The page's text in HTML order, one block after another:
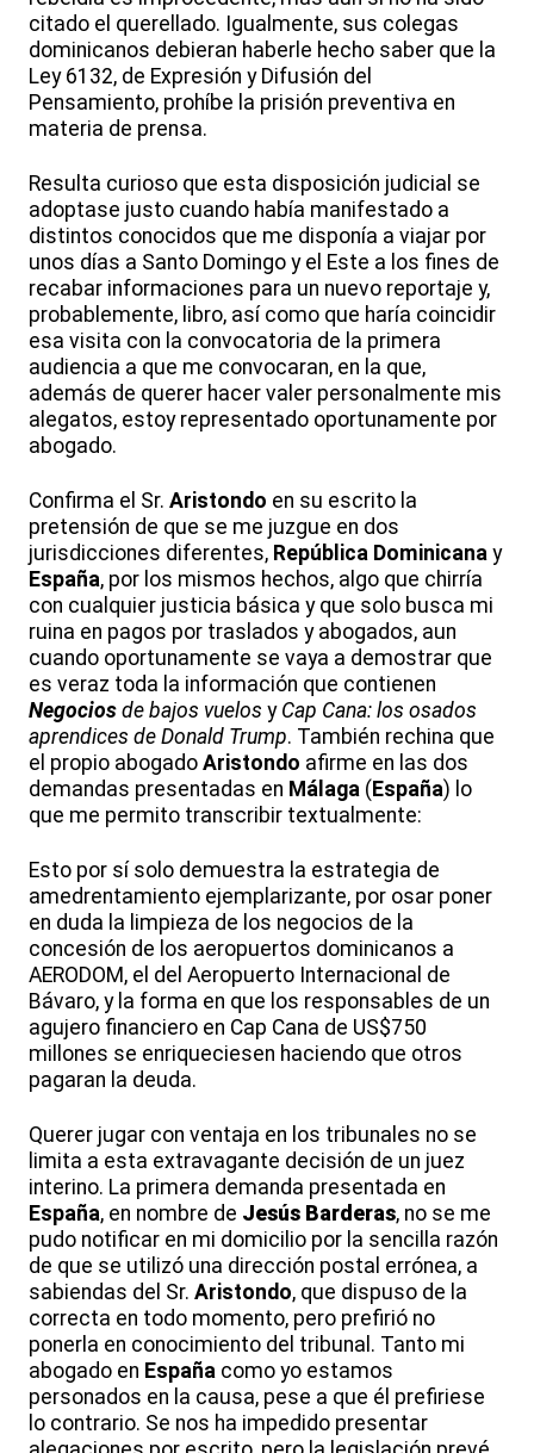
citado el querellado. Igualmente, sus colegas
dominicanos debieran haberle hecho saber que la
Ley 6132, de Expresión y Difusión del
Pensamiento, prohíbe la prisión preventiva en
materia de prensa.
Resulta curioso que esta disposición judicial se
adoptase justo cuando había manifestado a
distintos conocidos que me disponía a viajar por
unos días a Santo Domingo y el Este a los fines de
recabar informaciones para un nuevo reportaje y,
probablemente, libro, así como que haría coincidir
esa visita con la convocatoria de la primera
audiencia a que me convocaran, en la que,
además de querer hacer valer personalmente mis
alegatos, estoy representado oportunamente por
abogado.
Confirma el Sr. Aristondo en su escrito la
pretensión de que se me juzgue en dos
jurisdicciones diferentes, República Dominicana y
España, por los mismos hechos, algo que chirría
con cualquier justicia básica y que solo busca mi
ruina en pagos por traslados y abogados, aun
cuando oportunamente se vaya a demostrar que
es veraz toda la información que contienen
Negocios de bajos vuelos y Cap Cana: los osados
aprendices de Donald Trump. También rechina que
el propio abogado Aristondo afirme en las dos
demandas presentadas en Málaga (España) lo
que me permito transcribir textualmente:
Esto por sí solo demuestra la estrategia de
amedrentamiento ejemplarizante, por osar poner
en duda la limpieza de los negocios de la
concesión de los aeropuertos dominicanos a
AERODOM, el del Aeropuerto Internacional de
Bávaro, y la forma en que los responsables de un
agujero financiero en Cap Cana de US$750
millones se enriqueciesen haciendo que otros
pagaran la deuda.
Querer jugar con ventaja en los tribunales no se
limita a esta extravagante decisión de un juez
interino. La primera demanda presentada en
España, en nombre de Jesús Barderas, no se me
pudo notificar en mi domicilio por la sencilla razón
de que se utilizó una dirección postal errónea, a
sabiendas del Sr. Aristondo, que dispuso de la
correcta en todo momento, pero prefirió no
ponerla en conocimiento del tribunal. Tanto mi
abogado en España como yo estamos
personados en la causa, pese a que él prefiriese
lo contrario. Se nos ha impedido presentar